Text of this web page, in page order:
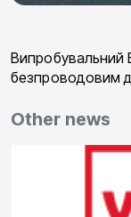
Випробувальний
безпроводовим
Other news